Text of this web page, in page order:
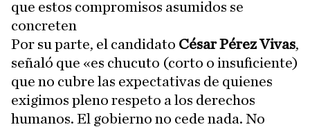
que estos compromisos asumidos se
concreten
Por su parte, el candidato César Pérez Vivas,
señaló que «es chucuto (corto o insuficiente)
que no cubre las expectativas de quienes
exigimos pleno respeto a los derechos
humanos. El gobierno no cede nada. No